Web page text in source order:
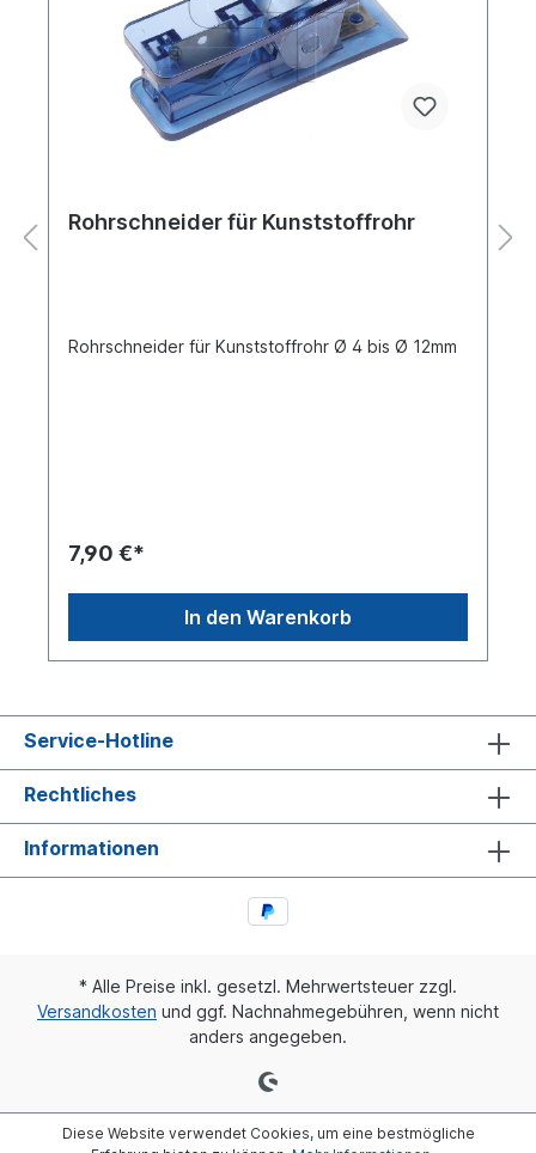
Rohrschneider für Kunststoffrohr
Rohrschneider für Kunststoffrohr Ø 4 bis Ø 12mm
7,90 €*
In den Warenkorb
Service-Hotline
Rechtliches
Informationen
* Alle Preise inkl. gesetzl. Mehrwertsteuer zzgl.
Versandkosten und ggf. Nachnahmegebühren, wenn nicht
anders angegeben.
Diese Website verwendet Cookies, um eine bestmögliche